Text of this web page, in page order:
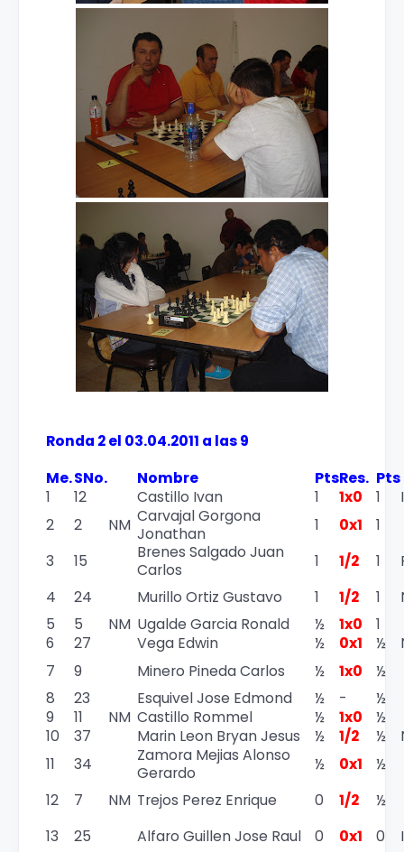
Ronda 2 el 03.04.2011 a las 9
Me.SNo. Nombre PtsRes. Pts
1
12 Castillo Ivan 1 1x0 1
2
2 NM Carvajal Gorgona
Jonathan
1 0x1
1
3
15
Brenes Salgado Juan
Carlos
1 1/2 1
4
24 Murillo Ortiz Gustavo 1 1/2 1
5
5 NM Ugalde Garcia Ronald ½ 1x0
1
6
27 Vega Edwin ½ 0x1 ½
7
9 Minero Pineda Carlos ½ 1x0
½
8
23 Esquivel Jose Edmond ½ -
½
9
11 NM Castillo Rommel ½ 1x0
½
10
37 Marin Leon Bryan Jesus ½ 1/2 ½
11
34
Zamora Mejias Alonso
Gerardo
½ 0x1
½
12
7 NM Trejos Perez Enrique 0 1/2
½
13
25 Alfaro Guillen Jose Raul 0 0x1 0